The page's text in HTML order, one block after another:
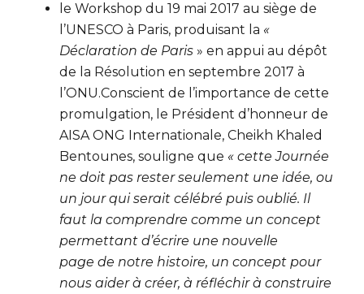
le Workshop du 19 mai 2017 au siège de
l’UNESCO à Paris, produisant la «
Déclaration de Paris » en appui au dépôt
de la Résolution en septembre 2017 à
l’ONU.Conscient de l’importance de cette
promulgation, le Président d’honneur de
AISA ONG Internationale, Cheikh Khaled
Bentounes, souligne que « cette Journée
ne doit pas rester seulement une idée, ou
un jour qui serait célébré puis oublié. Il
faut la comprendre comme un concept
permettant d’écrire une nouvelle
page de notre histoire, un concept pour
nous aider à créer, à réfléchir à construire